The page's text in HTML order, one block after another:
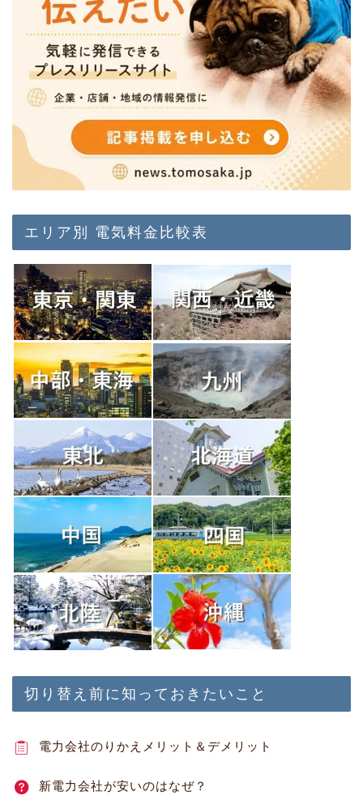
エリア別 電気料金比較表
切り替え前に知っておきたいこと
電力会社のりかえメリット＆デメリット
新電力会社が安いのはなぜ？